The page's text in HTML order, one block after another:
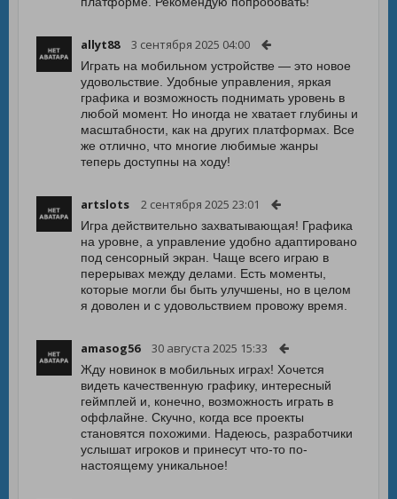
allyt88 3 сентября 2025 04:00
Играть на мобильном устройстве — это новое
удовольствие. Удобные управления, яркая
графика и возможность поднимать уровень в
любой момент. Но иногда не хватает глубины и
масштабности, как на других платформах. Все
же отлично, что многие любимые жанры
теперь доступны на ходу!
artslots 2 сентября 2025 23:01
Игра действительно захватывающая! Графика
на уровне, а управление удобно адаптировано
под сенсорный экран. Чаще всего играю в
перерывах между делами. Есть моменты,
которые могли бы быть улучшены, но в целом
я доволен и с удовольствием провожу время.
amasog56 30 августа 2025 15:33
Жду новинок в мобильных играх! Хочется
видеть качественную графику, интересный
геймплей и, конечно, возможность играть в
оффлайне. Скучно, когда все проекты
становятся похожими. Надеюсь, разработчики
услышат игроков и принесут что-то по-
настоящему уникальное!